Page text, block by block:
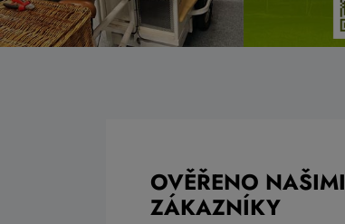
OVĚŘENO NAŠIMI
ZÁKAZNÍKY